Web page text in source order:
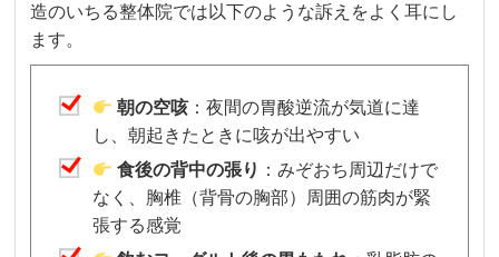
造のいちる整体院では以下のような訴えをよく耳にし
ます。
朝の空咳 ：夜間の胃酸逆流が気道に達
し、朝起きたときに咳が出やすい
食後の背中の張り ：みぞおち周辺だけで
なく、胸椎（背骨の胸部）周囲の筋肉が緊
張する感覚